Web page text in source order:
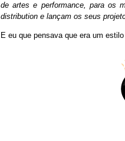
de artes e performance, para os
distribution e lançam os seus
E eu que pensava que era um